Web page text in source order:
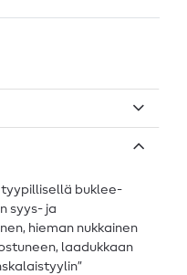
buklee-
syys- ja
hieman nukkainen
laadukkaan